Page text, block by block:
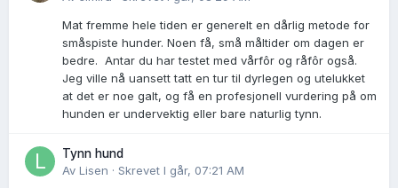
Mat fremme hele tiden er generelt en dårlig metode for
småspiste hunder. Noen få, små måltider om dagen er
bedre. Antar du har testet med vårfôr og råfôr også.
Jeg ville nå uansett tatt en tur til dyrlegen og utelukket
at det er noe galt, og få en profesjonell vurdering på om
hunden er undervektig eller bare naturlig tynn.
Tynn hund
Av Lisen · Skrevet I går, 07:21 AM